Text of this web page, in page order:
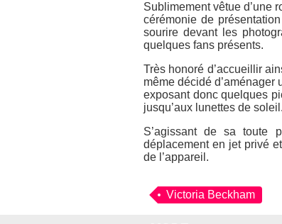
Sublimement vêtue d’une
cérémonie de
sourire devant les
quelques fans présents.
Très honoré d’accueillir
même décidé
exposant donc quelques
jusqu’aux lunettes de soleil.
S’agissant de sa toute
déplacement en jet privé
de l’appareil.
Victoria Beckham